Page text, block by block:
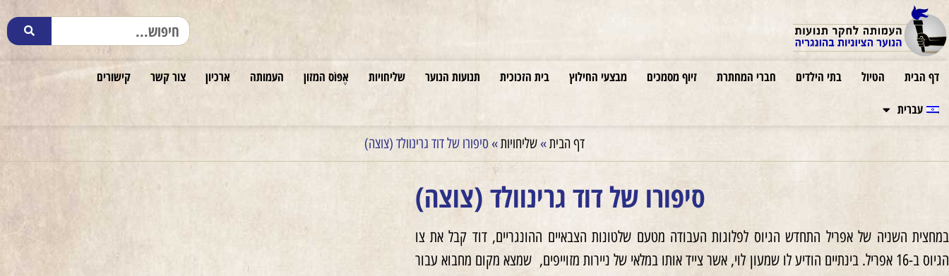
דף הבית הטיול בתי הילדים חברי המחתרת זיוף מסמכים מבצעי החילוץ בית הזכוכית תנועות הנוער שליחויות אֶפּוֹס המזון העמותה ארכיון צור קשר
קישורים
עברית
דף הבית»שליחויות»סיפורו של דוד גרינוולד (צוצה)
סיפורו של דוד גרינוולד (צוצה)
במחצית השניה של אפריל התחדש הגיוס לפלוגות העבודה מטעם שלטונות הצבאיים ההונגריים, דוד קבל את צו
הגיוס ב-16 אפריל. בינתיים הודיע לו שמעון לוי, אשר צייד אותו במלאי של ניירות מזוייפים, שמצא מקום מחבוא עבור